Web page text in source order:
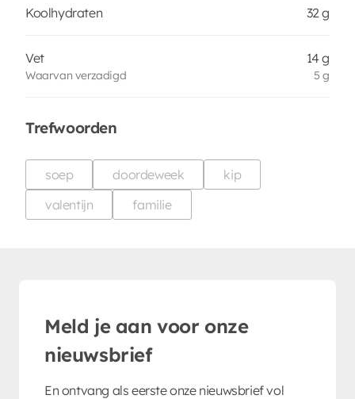
Koolhydraten 32 g
Vet 14 g
Waarvan verzadigd 5 g
Trefwoorden
soep doordeweek
kip
valentijn
familie
Meld je aan voor onze
nieuwsbrief
En ontvang als eerste onze nieuwsbrief vol